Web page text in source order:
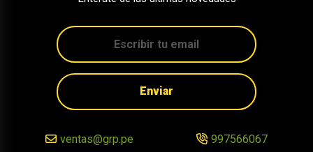
Enviar
ventas@grp.pe 997566067